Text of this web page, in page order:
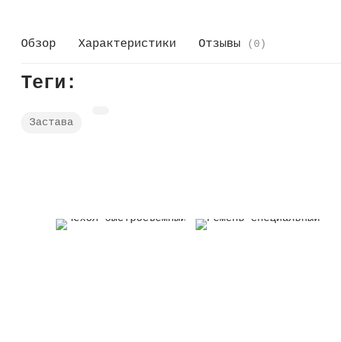
Обзор Характеристики Отзывы (0)
Теги:
Застава